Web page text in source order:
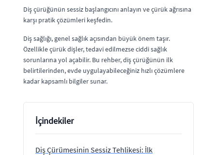
Diş çürüğünün sessiz başlangıcını anlayın ve çürük ağrısına
karşı pratik çözümleri keşfedin.
Diş sağlığı, genel sağlık açısından büyük önem taşır.
Özellikle çürük dişler, tedavi edilmezse ciddi sağlık
sorunlarına yol açabilir. Bu rehber, diş çürüğünün ilk
belirtilerinden, evde uygulayabileceğiniz hızlı çözümlere
kadar kapsamlı bilgiler sunar.
İçindekiler
Diş Çürümesinin Sessiz Tehlikesi: İlk